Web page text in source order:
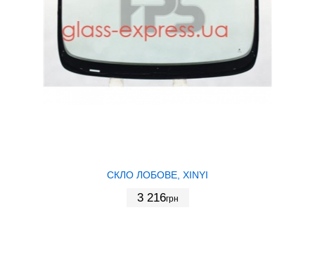
СКЛО ЛОБОВЕ, XINYI
3 216грн